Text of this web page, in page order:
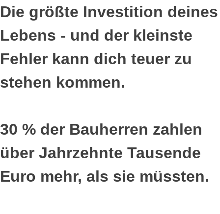
Die größte Investition deines
Lebens - und der kleinste
Fehler kann dich teuer zu
stehen kommen.
30 % der Bauherren zahlen
über Jahrzehnte Tausende
Euro mehr, als sie müssten.